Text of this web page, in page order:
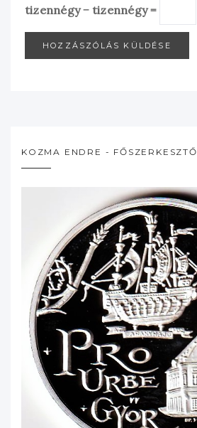
tizennégy − tizennégy =
KOZMA ENDRE - FŐSZERKESZTŐ